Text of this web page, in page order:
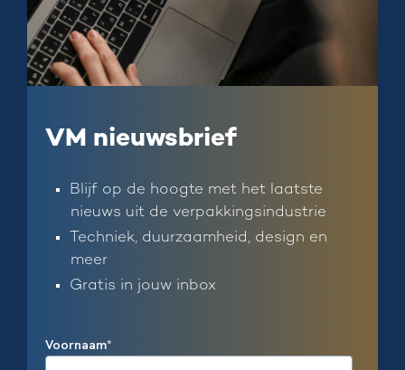
VM nieuwsbrief
Blijf op de hoogte met het laatste
nieuws uit de verpakkingsindustrie
Techniek, duurzaamheid, design en
meer
Gratis in jouw inbox
Voornaam*